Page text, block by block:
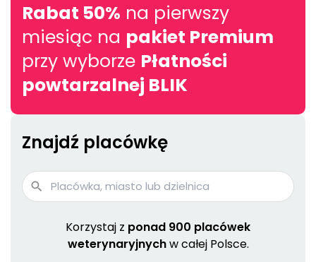
Rabat 50% na pierwszy
miesiąc na pakiet Premium
przy wyborze Płatności
powtarzalnej BLIK
Znajdź placówkę
Korzystaj z ponad 900 placówek
weterynaryjnychw całej Polsce.